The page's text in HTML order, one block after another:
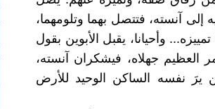
إلى آنسته، فتتصل بهما وتلومهما،
وأحيانا، يقبل الأبوين بقول
العظيم جهلاه، فيشكران آنسته،
يرَ نفسه الساكن الوحيد للأرض